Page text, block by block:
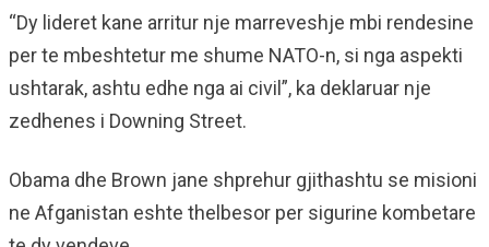
“Dy lideret kane arritur nje marreveshje mbi rendesine
per te mbeshtetur me shume NATO-n, si nga aspekti
ushtarak, ashtu edhe nga ai civil”, ka deklaruar nje
zedhenes i Downing Street.
Obama dhe Brown jane shprehur gjithashtu se misioni
ne Afganistan eshte thelbesor per sigurine kombetare